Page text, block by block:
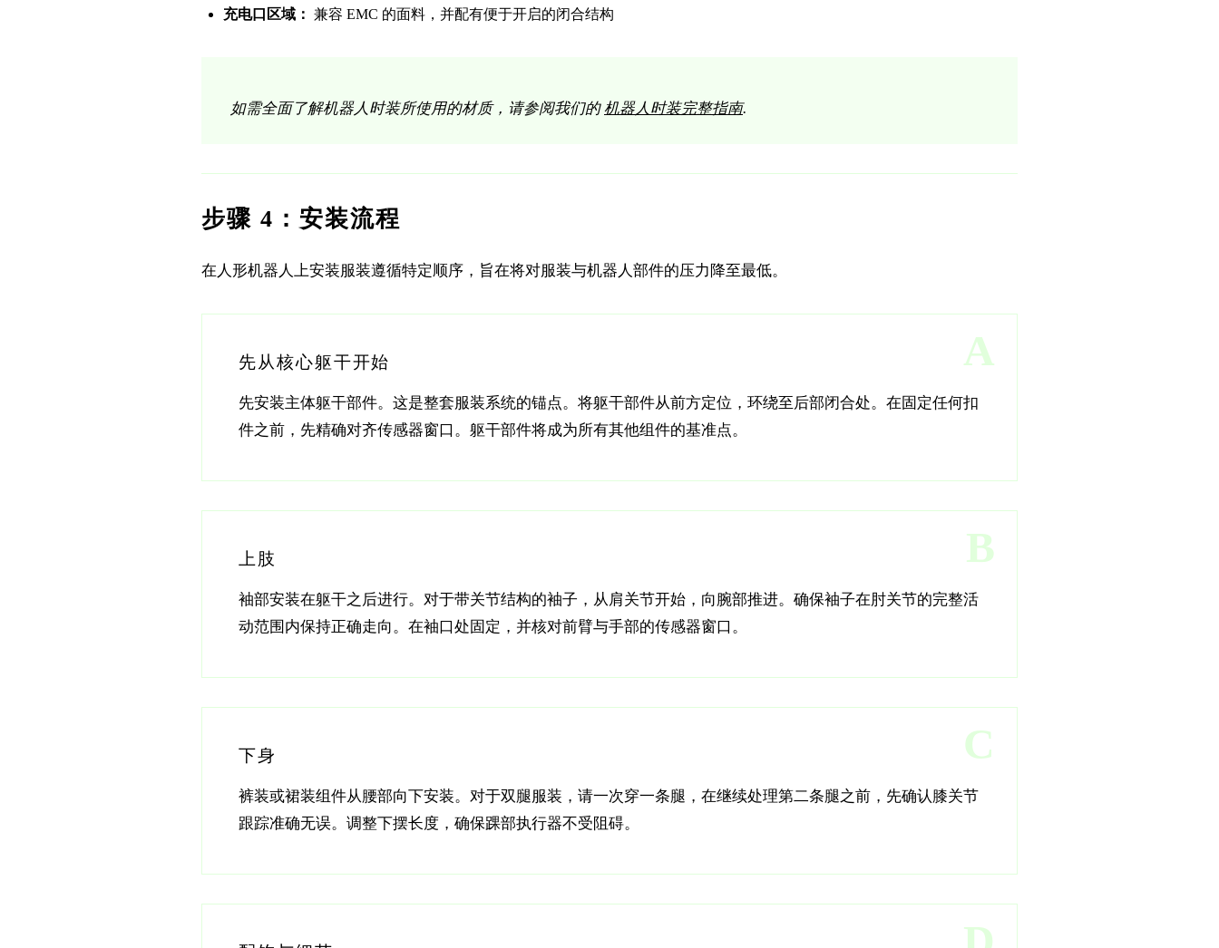
充电口区域： 兼容 EMC 的面料，并配有便于开启的闭合结构
如需全面了解机器人时装所使用的材质，请参阅我们的机器人时装完整指南.
步骤 4：安装流程
在人形机器人上安装服装遵循特定顺序，旨在将对服装与机器人部件的压力降至最低。
A
先从核心躯干开始
先安装主体躯干部件。这是整套服装系统的锚点。将躯干部件从前方定位，环绕至后部闭合处。在固定任何扣
件之前，先精确对齐传感器窗口。躯干部件将成为所有其他组件的基准点。
B
上肢
袖部安装在躯干之后进行。对于带关节结构的袖子，从肩关节开始，向腕部推进。确保袖子在肘关节的完整活
动范围内保持正确走向。在袖口处固定，并核对前臂与手部的传感器窗口。
C
下身
裤装或裙装组件从腰部向下安装。对于双腿服装，请一次穿一条腿，在继续处理第二条腿之前，先确认膝关节
跟踪准确无误。调整下摆长度，确保踝部执行器不受阻碍。